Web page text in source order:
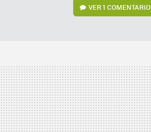
VER1 COMENTARIO